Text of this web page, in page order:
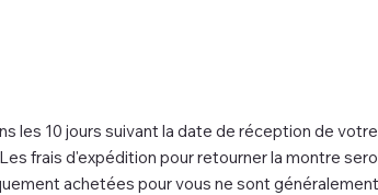
les 10 jours suivant la date de réception de
frais d'expédition pour retourner la montre
achetées pour vous ne sont